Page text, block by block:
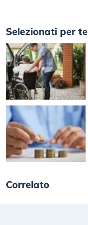
Selezionati per te
Correlato